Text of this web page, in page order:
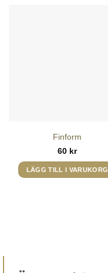
Finform
60 kr
LÄGG TILL I VARUKORG